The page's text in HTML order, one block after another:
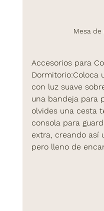
Mesa de
Accesorios para
Dormitorio:Coloca
con luz suave
una bandeja para
olvides una cesta
consola para
extra, creando así
pero lleno de